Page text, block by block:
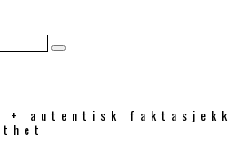
+ autentisk faktasjekk